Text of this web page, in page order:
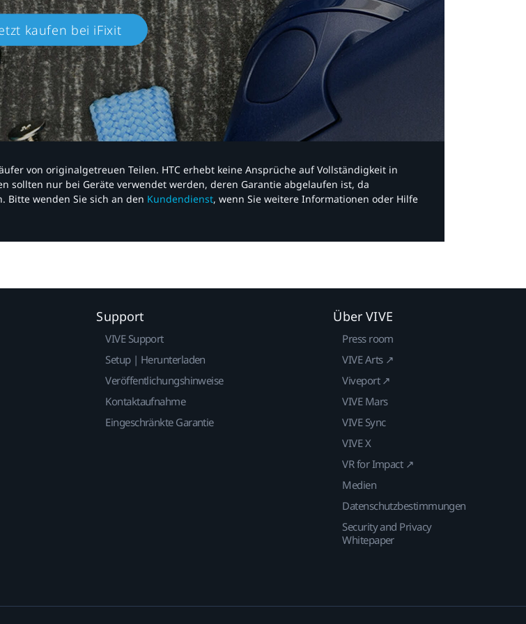
kaufen bei iFixit​
von originalgetreuen Teilen. HTC erhebt keine Ansprüche auf Vollständigkeit in
sollten nur bei Geräte verwendet werden, deren Garantie abgelaufen ist, da
Bitte wenden Sie sich an den Kundendienst, wenn Sie weitere Informationen oder Hilfe
Support
VIVE Support
Setup | Herunterladen
Veröffentlichungshinweise
Kontaktaufnahme
Eingeschränkte Garantie
Über VIVE
Press room
VIVE Arts ↗
Viveport ↗
VIVE Mars
VIVE Sync
VIVE X
VR for Impact ↗
Medien
Datenschutzbestimmungen
Security and Privacy
Whitepaper